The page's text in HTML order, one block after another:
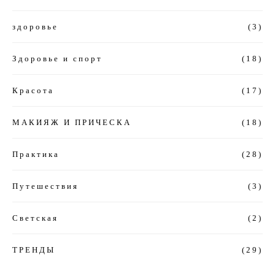
здоровье (3)
Здоровье и спорт (18)
Красота (17)
МАКИЯЖ И ПРИЧЕСКА (18)
Практика (28)
Путешествия (3)
Светская (2)
ТРЕНДЫ (29)